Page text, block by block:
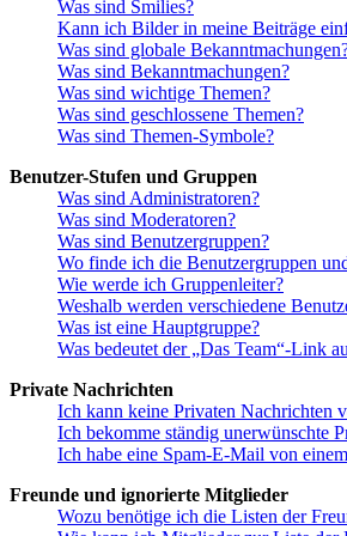
Was sind Smilies?
Kann ich Bilder in meine Beiträge
Was sind globale
Was sind Bekanntmachungen?
Was sind wichtige Themen?
Was sind geschlossene Themen?
Was sind Themen-Symbole?
Benutzer-Stufen und Gruppen
Was sind Administratoren?
Was sind Moderatoren?
Was sind Benutzergruppen?
Wo finde ich die Benutzergruppen
Wie werde ich Gruppenleiter?
Weshalb werden verschiedene
Was ist eine Hauptgruppe?
Was bedeutet der „Das Team“-Link
Private Nachrichten
Ich kann keine Privaten Nachrichten
Ich bekomme ständig unerwünschte
Ich habe eine Spam-E-Mail von
Freunde und ignorierte Mitglieder
Wozu benötige ich die Listen der